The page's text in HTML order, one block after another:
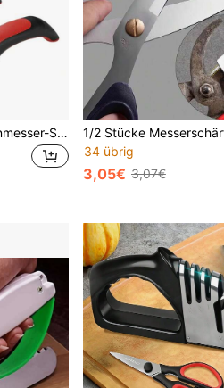
1 Stück schneller Küchenmesser-Schärfer, 3&4 Stufen Schleifen, schnelles Schärfen und Polieren, rutschfester Griff, Schwarz & Rot Farbe, geeignet für Stahl- und Keramikmesser, praktisches Küchenzubehör, praktisches Kochwerkzeug, niedliches dekoratives Geschenk, perfektes Valentinstag-Geschenk
34 übrig
3,05€ 3,07€